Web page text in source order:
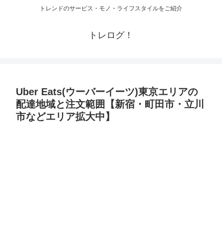
トレンドのサービス・モノ・ライフスタイルをご紹介
トレログ！
Uber Eats(ウーバーイーツ)東京エリアの
配達地域と注文範囲【新宿・町田市・立川
市などエリア拡大中】